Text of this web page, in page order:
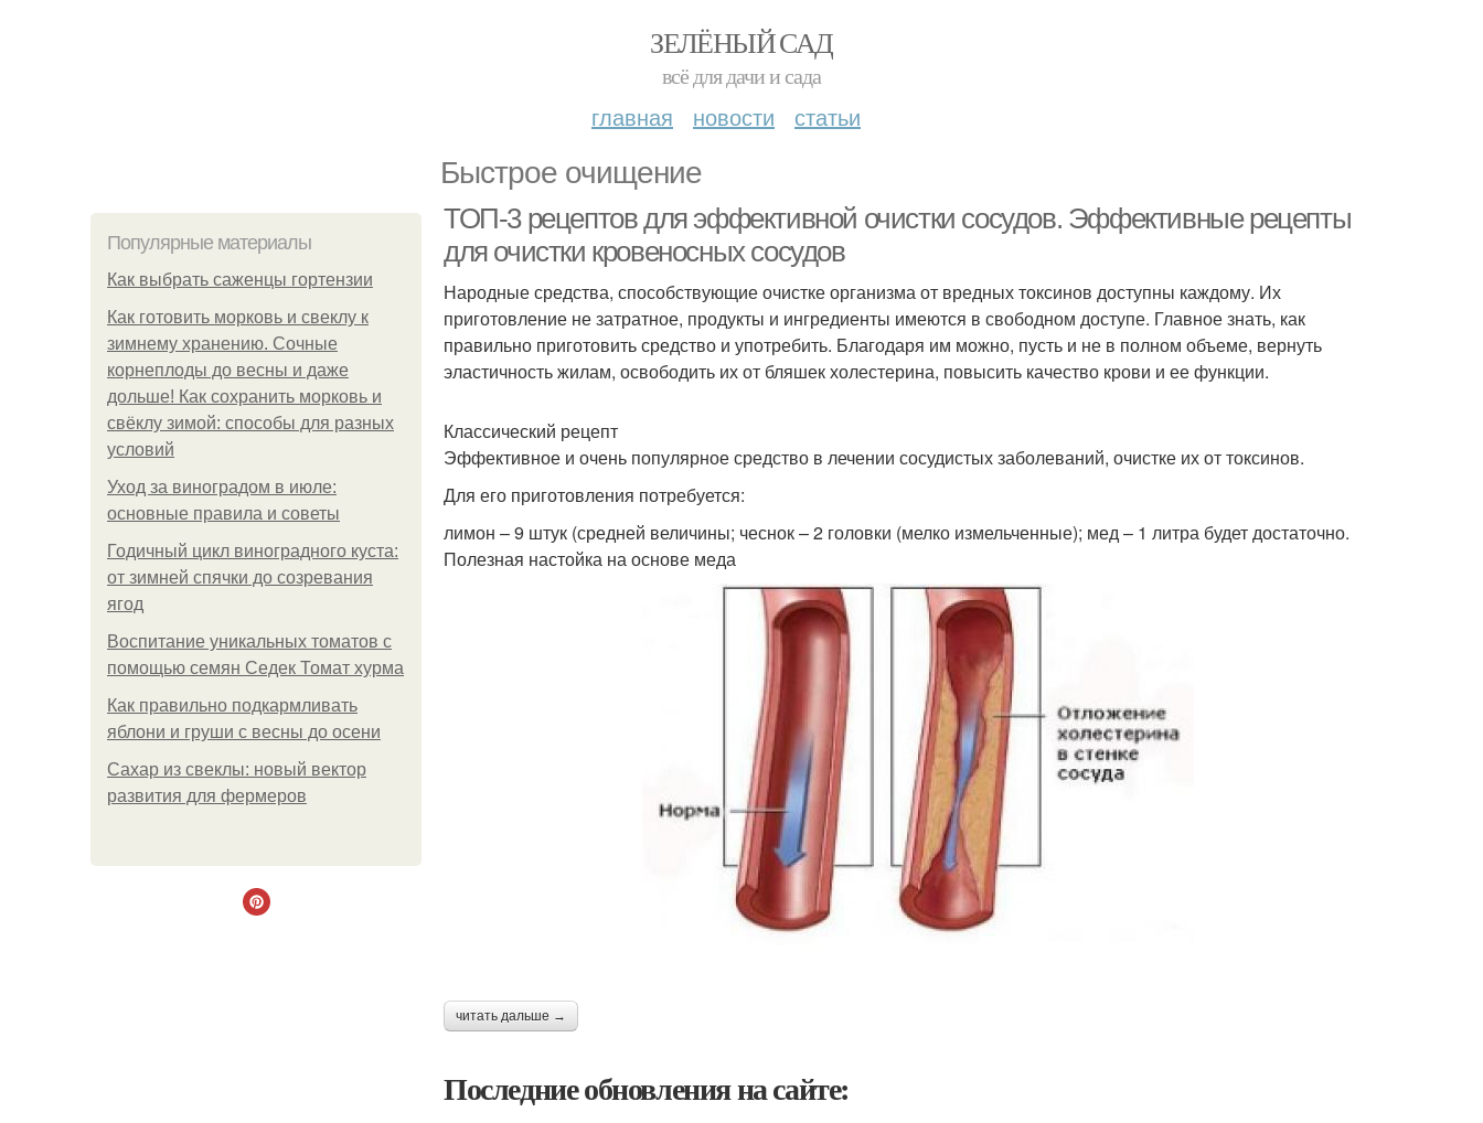
ЗЕЛЁНЫЙ САД
всё для дачи и сада
главная новости статьи
Быстрое очищение
Популярные материалы
Как выбрать саженцы гортензии
Как готовить морковь и свеклу к
зимнему хранению. Сочные
корнеплоды до весны и даже
дольше! Как сохранить морковь и
свёклу зимой: способы для разных
условий
Уход за виноградом в июле:
основные правила и советы
Годичный цикл виноградного куста:
от зимней спячки до созревания
ягод
Воспитание уникальных томатов с
помощью семян Седек Томат хурма
Как правильно подкармливать
яблони и груши с весны до осени
Сахар из свеклы: новый вектор
развития для фермеров
ТОП-3 рецептов для эффективной очистки сосудов. Эффективные рецепты
для очистки кровеносных сосудов
Народные средства, способствующие очистке организма от вредных токсинов доступны каждому. Их
приготовление не затратное, продукты и ингредиенты имеются в свободном доступе. Главное знать, как
правильно приготовить средство и употребить. Благодаря им можно, пусть и не в полном объеме, вернуть
эластичность жилам, освободить их от бляшек холестерина, повысить качество крови и ее функции.
Классический рецепт
Эффективное и очень популярное средство в лечении сосудистых заболеваний, очистке их от токсинов.
Для его приготовления потребуется:
лимон – 9 штук (средней величины; чеснок – 2 головки (мелко измельченные); мед – 1 литра будет достаточно.
Полезная настойка на основе меда
читать дальше →
Последние обновления на сайте: